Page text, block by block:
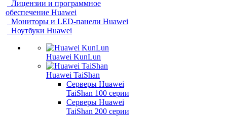
Лицензии и программное
обеспечение Huawei
Мониторы и LED-панели Huawei
Ноутбуки Huawei
Huawei KunLun
Huawei TaiShan
Серверы Huawei
TaiShan 100 серии
Серверы Huawei
TaiShan 200 серии